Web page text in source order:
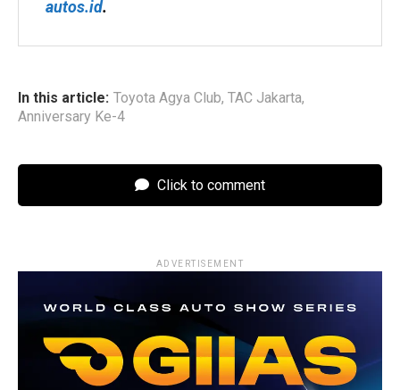
autos.id.
In this article: Toyota Agya Club, TAC Jakarta,
Anniversary Ke-4
Click to comment
ADVERTISEMENT